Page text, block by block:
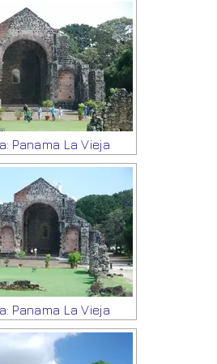
Panama La Vieja
Panama La Vieja